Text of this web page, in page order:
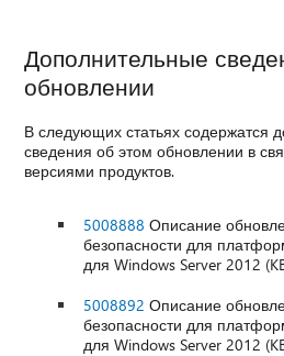
Дополнительные
обновлении
В следующих статьях содержатся
сведения об этом обновлении в
версиями продуктов.
5008888 Описание
безопасности для
для Windows Server 2012
5008892 Описание
безопасности для
для Windows Server 2012